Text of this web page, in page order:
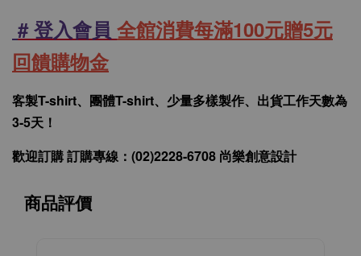
# 登入會員 全館消費每滿100元贈5元
回饋購物金
客製T-shirt、團體T-shirt、少量多樣製作、出貨工作天數為
3-5天！
歡迎訂購 訂購專線：(02)2228-6708 尚樂創意設計
商品評價